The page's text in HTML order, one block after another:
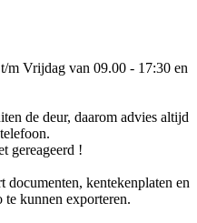
m Vrijdag van 09.00 - 17:30 en
de deur, daarom advies altijd
gereageerd !
kentekenplaten en
kunnen exporteren.